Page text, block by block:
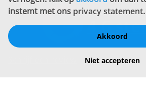
instemt met ons privacy statement.
Akkoord
Niet accepteren